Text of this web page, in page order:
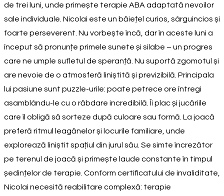
de trei luni, unde primește terapie ABA adaptată nevoilor
sale individuale. Nicolai este un băiețel curios, sârguincios și
foarte perseverent. Nu vorbește încă, dar în aceste luni a
început să pronunțe primele sunete și silabe – un progres
care ne umple sufletul de speranță. Nu suportă zgomotul și
are nevoie de o atmosferă liniștită și previzibilă. Principala
lui pasiune sunt puzzle-urile: poate petrece ore întregi
asamblându-le cu o răbdare incredibilă. Îi plac și jucăriile
care îl obligă să sorteze după culoare sau formă. La joacă
preferă ritmul leagănelor și locurile familiare, unde
explorează liniștit spațiul din jurul său. Se simte încrezător
pe terenul de joacă și primește laude constante în timpul
ședințelor de terapie. Conform certificatului de invaliditate,
Nicolai necesită reabilitare complexă: terapie